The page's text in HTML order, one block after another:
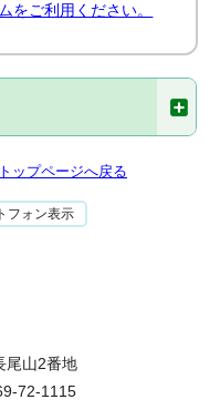
をご利用ください。
トップページへ戻る
フォン表示
山2番地
72-1115